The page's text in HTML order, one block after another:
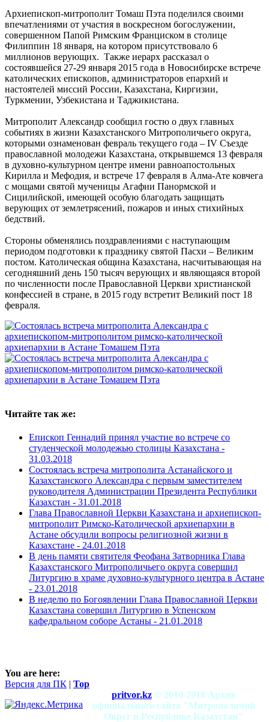
Архиепископ-митрополит Томаш Пэта поделился своими
впечатлениями от участия в воскресном богослужении,
совершенном Папой Римским Франциском в столице
Филиппин 18 января, на котором присутствовало 6
миллионов верующих. Также иерарх рассказал о
состоявшейся 27-29 января 2015 года в Новосибирске встрече
католических епископов, администраторов епархий и
настоятелей миссий России, Казахстана, Киргизии,
Туркмении, Узбекистана и Таджикистана.
Митрополит Александр сообщил гостю о двух главных
событиях в жизни Казахстанского Митрополичьего округа,
которыми ознаменован февраль текущего года – IV Съезде
православной молодежи Казахстана, открывшемся 13 февраля
в духовно-культурном центре имени равноапостольных
Кирилла и Мефодия, и встрече 17 февраля в Алма-Ате ковчега
с мощами святой мученицы Агафии Панормской и
Сицилийской, имеющей особую благодать защищать
верующих от землетрясений, пожаров и иных стихийных
бедствий.
Стороны обменялись поздравлениями с наступающим
периодом подготовки к празднику святой Пасхи – Великим
постом. Католическая община Казахстана, насчитывающая на
сегодняшний день 150 тысяч верующих и являющаяся второй
по численности после Православной Церкви христианской
конфессией в стране, в 2015 году встретит Великий пост 18
февраля.
Читайте так же:
Епископ Геннадий принял участие во встрече со
студенческой молодежью столицы Казахстана -
31.03.2018
Состоялась встреча митрополита Астанайского и
Казахстанского Александра с первым заместителем
руководителя Администрации Президента Республики
Казахстан - 31.01.2018
Глава Православной Церкви Казахстана и архиепископ-
митрополит Римско-Католической архиепархии в
Астане обсудили вопросы религиозной жизни в
Казахстане - 24.01.2018
В день памяти святителя Феофана Затворника Глава
Казахстанского Митрополичьего округа совершил
Литургию в храме духовно-культурного центра в Астане
- 23.01.2018
В неделю по Богоявлении Глава Православной Церкви
Казахстана совершил Литургию в Успенском
кафедральном соборе Астаны - 21.01.2018
You are here:
Версия для ПК | Top
pritvor.kz © 2010-2018 Архив
официального сайта "Митрополичий
Округ в Республике Казахстан"